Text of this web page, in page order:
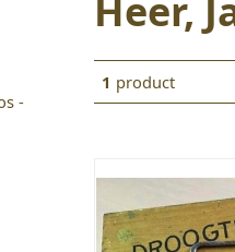
-
Heer,
1 product